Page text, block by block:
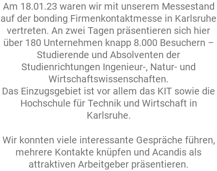
Am 18.01.23 waren wir mit unserem Messestand
auf der bonding Firmenkontaktmesse in Karlsruhe
vertreten. An zwei Tagen präsentieren sich hier
über 180 Unternehmen knapp 8.000 Besuchern –
Studierende und Absolventen der
Studienrichtungen Ingenieur-, Natur- und
Wirtschaftswissenschaften.
Das Einzugsgebiet ist vor allem das KIT sowie die
Hochschule für Technik und Wirtschaft in
Karlsruhe.
Wir konnten viele interessante Gespräche führen,
mehrere Kontakte knüpfen und Acandis als
attraktiven Arbeitgeber präsentieren.